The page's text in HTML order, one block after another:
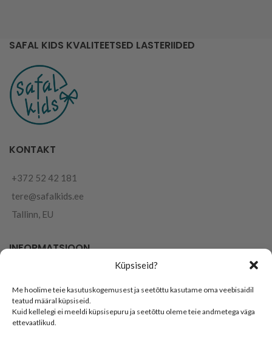
Küpsiseid?
Me hoolime teie kasutuskogemusest ja seetõttu kasutame oma veebisaidil
teatud määral küpsiseid.
Kuid kellelegi ei meeldi küpsisepuru ja seetõttu oleme teie andmetega väga
ettevaatlikud.
SAFAL KIDS KVALITEETSED LASTERIIDED
KONTAKT
+372 52 42 181
tere@safalkids.ee
Tallinn, EU
INFORMATSIOON
Kasutustingimused
Privaatsuspoliitika